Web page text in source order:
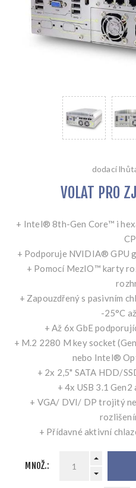
dodací
VOLAT PRO
+ Intel® 8th-Gen Core™ i
+ Podporuje NVIDIA® GPU
+ Pomocí MezIO™ karty
+ Zapouzdřený s pasivním
-25°C
+ Až 6x GbE
+ M.2 2280 M key socket
nebo Intel®
+ 2x 2,5" SATA HDD/
+ 4x USB 3.1 Gen2
+ VGA/ DVI/ DP trojitý
+ Přídavné aktivní
MNOŽ.: